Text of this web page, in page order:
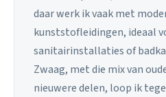
daar werk ik vaak met
kunststofleidingen, ideaal
sanitairinstallaties of
Zwaag, met die mix van
nieuwere delen, loop ik